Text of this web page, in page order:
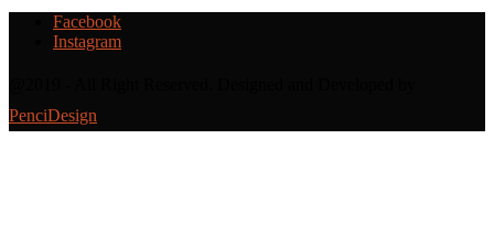
Facebook
Instagram
PenciDesign